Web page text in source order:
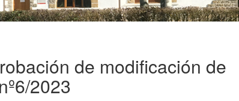
de modificación de
2023